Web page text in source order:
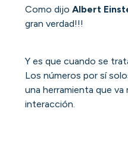
Como dijo Albert
gran verdad!!!
Y es que cuando se
Los números por sí
una herramienta que
interacción.